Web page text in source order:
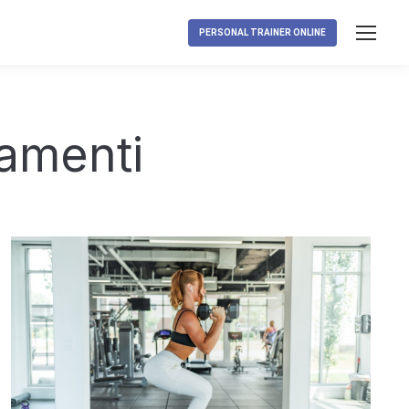
PERSONAL TRAINER ONLINE